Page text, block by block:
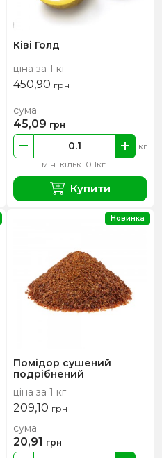
Ківі Голд
ціна за 1 кг
450,90 грн
мін. кільк. 0.1кг
кг
сума
45,09 грн
Купити
Помідор сушений
подрібнений
ціна за 1 кг
209,10 грн
сума
20,91 грн
Новинка